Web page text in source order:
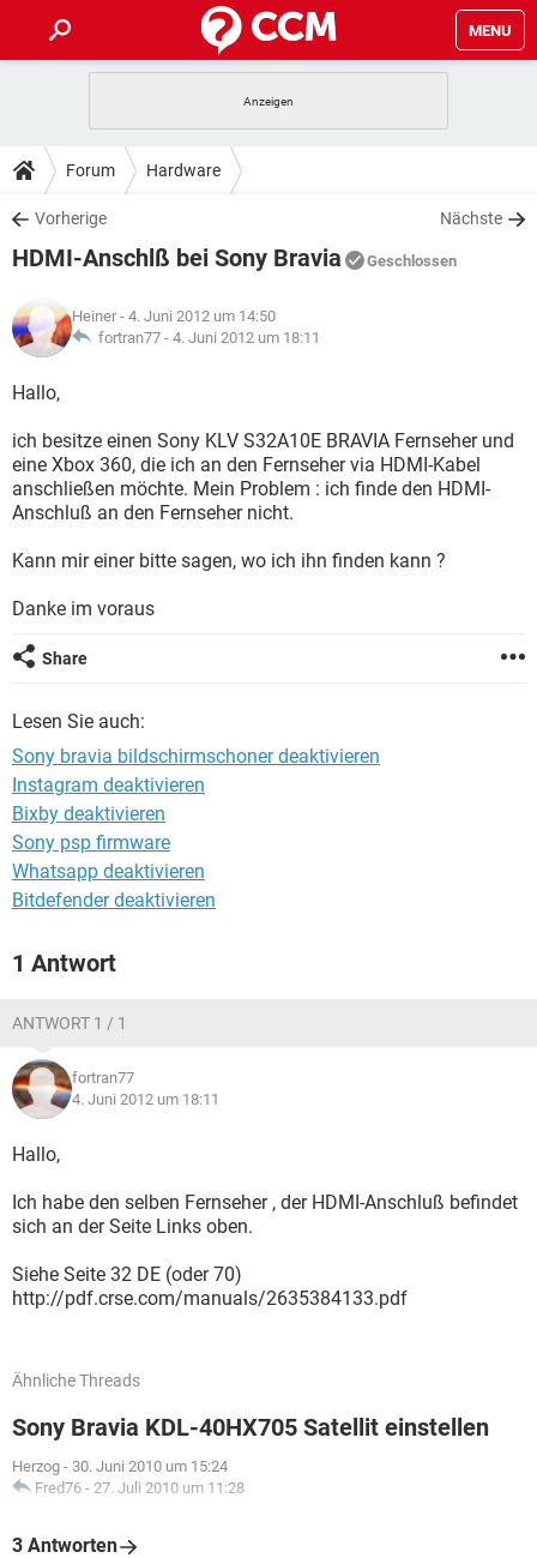
MENU
ANDROID
WINDOWS 10
WHATSAPP TIKTOK
TIPPS & TRICKS
SPIELE
WHATSAPP
FACEBOOK
DOWNLOADS
SPIELE STREAMING
WINDOWS 10 INSTAGRAM
WHATSAPP
SPIELE
ANDROID
WINDOWS 10
WHATSAPP TIKTOK
FACEBOOK HARDWARE
LEXIKON
SPIELE
WINDOWS 10 INSTAGRAM
WHATSAPP
Forum Hardware
Vorherige Nächste
HDMI-Anschlß bei Sony Bravia Geschlossen
Heiner - 4. Juni 2012 um 14:50
fortran77 - 4. Juni 2012 um 18:11
Hallo,
ich besitze einen Sony KLV S32A10E BRAVIA Fernseher und
eine Xbox 360, die ich an den Fernseher via HDMI-Kabel
anschließen möchte. Mein Problem : ich finde den HDMI-
Anschluß an den Fernseher nicht.
Kann mir einer bitte sagen, wo ich ihn finden kann ?
Danke im voraus
Share
Lesen Sie auch:
Sony bravia bildschirmschoner deaktivieren
Instagram deaktivieren
Bixby deaktivieren
Sony psp firmware
Whatsapp deaktivieren
Bitdefender deaktivieren
1 Antwort
ANTWORT 1 / 1
fortran77
4. Juni 2012 um 18:11
Hallo,
Ich habe den selben Fernseher , der HDMI-Anschluß befindet
sich an der Seite Links oben.
Siehe Seite 32 DE (oder 70)
http://pdf.crse.com/manuals/2635384133.pdf
Ähnliche Threads
Sony Bravia KDL-40HX705 Satellit einstellen
Herzog - 30. Juni 2010 um 15:24
Fred76 - 27. Juli 2010 um 11:28
3 Antworten